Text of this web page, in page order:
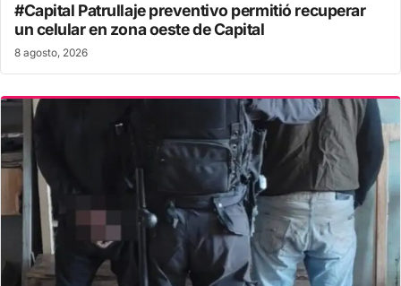
#Capital Patrullaje preventivo permitió recuperar
un celular en zona oeste de Capital
8 agosto, 2026